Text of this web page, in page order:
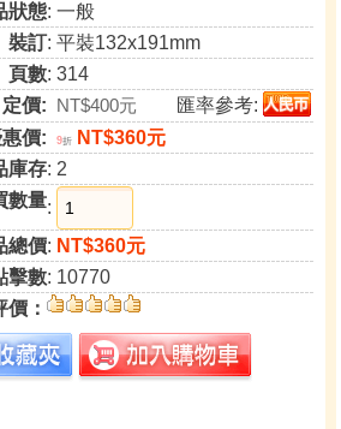
狀態: 一般
裝訂: 平裝132x191mm
頁數: 314
定價: NT$400元
匯率參考:
價:
9折
NT$360元
庫存: 2
數量:
總價: NT$360元
擊數: 10770
價：